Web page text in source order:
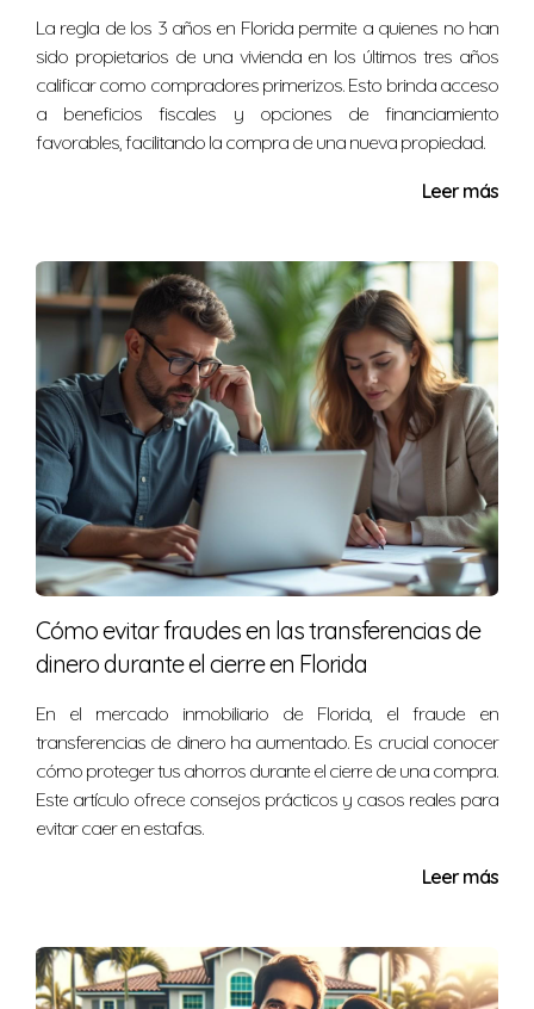
Un alto saldo en tarjetas puede reducir tu puntaje
crediticio debido a la utilización del crédito. Esto afecta
tu capacidad para obtener préstamos.
¿Qué tipo de préstamos hipotecarios existen?
Los principales tipos son los préstamos convencionales,
FHA y VA. Cada uno tiene diferentes requisitos y
condiciones.
¿Cuándo debería hablar con un experto
financiero?
Siempre que consideres comprar una casa o si tienes
dudas sobre cómo gestionar tus finanzas personales.
Puedo ayudarte a entender mejor tus opciones
financieras y cómo optimizar tu compra
Nélida Gómez es una experta en finanzas personales e
inmobiliarias con años de experiencia ayudando a
clientes a navegar el proceso de compra. Si deseas
asesoramiento personalizado sobre cómo manejar tus
+17865477270.
La regla de los 3 años en Florida permite a quienes no han
sido propietarios de una vivienda en los últimos tres años
calificar como compradores primerizos. Esto brinda acceso
a beneficios fiscales y opciones de financiamiento
favorables, facilitando la compra de una nueva propiedad.
Leer más
Cómo evitar fraudes en las transferencias de
dinero durante el cierre en Florida
En el mercado inmobiliario de Florida, el fraude en
transferencias de dinero ha aumentado. Es crucial conocer
cómo proteger tus ahorros durante el cierre de una compra.
Este artículo ofrece consejos prácticos y casos reales para
evitar caer en estafas.
Leer más